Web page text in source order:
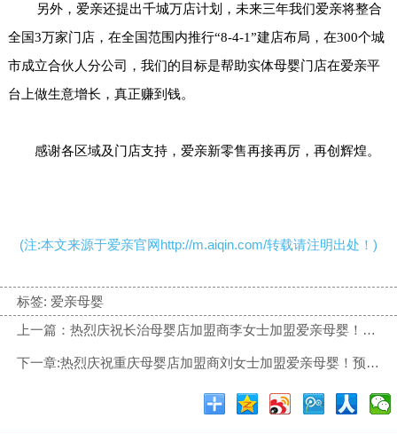
另外，爱亲还提出千城万店计划，未来三年我们爱亲将整合
全国3万家门店，在全国范围内推行“8-4-1”建店布局，在300个城
市成立合伙人分公司，我们的目标是帮助实体母婴门店在爱亲平
台上做生意增长，真正赚到钱。
感谢各区域及门店支持，爱亲新零售再接再厉，再创辉煌。
(注:本文来源于爱亲官网http://m.aiqin.com/转载请注明出处！)
标签: 爱亲母婴
上一篇：热烈庆祝长治母婴店加盟商李女士加盟爱亲母婴！预祝生意兴隆！
下一章:热烈庆祝重庆母婴店加盟商刘女士加盟爱亲母婴！预祝生意兴隆！